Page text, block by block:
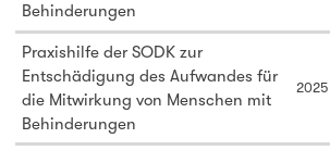
Behinderungen
Praxishilfe der SODK zur
Entschädigung des Aufwandes für
die Mitwirkung von Menschen mit
Behinderungen
2025